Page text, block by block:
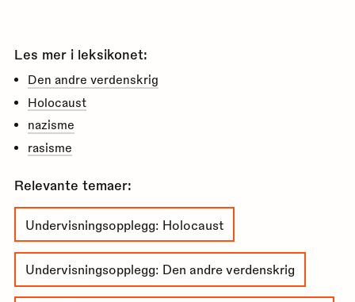
Les mer i leksikonet:
Den andre verdenskrig
Holocaust
nazisme
rasisme
Relevante temaer:
Undervisningsopplegg: Holocaust
Undervisningsopplegg: Den andre verdenskrig